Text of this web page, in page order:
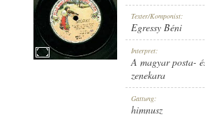
1908 KÖRÜL
Texter/Komponist:
Egressy Béni
Interpret:
A magyar posta-
zenekara
Gattung:
himnusz